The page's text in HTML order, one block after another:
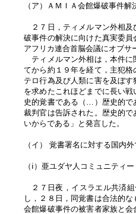
（ア）ＡＭＩＡ会館爆破事件
２７日，ティメルマン外相及
破事件の解決に向けた真実委
アフリカ連合首脳会議にオブ
ティメルマン外相は，本件に
てから約１９年を経て，主犯
テロ行為及び人類に害を及ぼ
を求めたこれほどまでに長い
史的覚書である（…）歴史的で
裁判官は告訴された。歴史的
いからである」と発言した。
（イ） 覚書署名に対する国内
（ⅰ）亜ユダヤ人コミュニティー
２７日夜，イスラエル共済組
し，２８日，同覚書は合法的
会館爆破事件の被害者家族と